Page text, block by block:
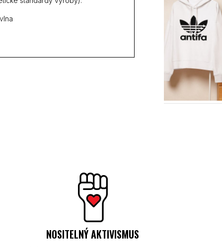
NOSITELNÝ AKTIVISMUS